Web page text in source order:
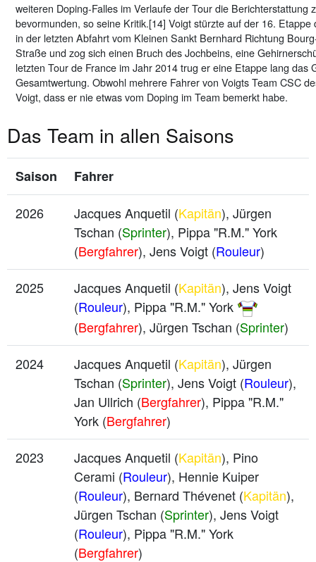
weiteren Doping-Falles im Verlaufe der Tour die
bevormunden, so seine Kritik.[14] Voigt stürzte auf der 16.
in der letzten Abfahrt vom Kleinen Sankt Bernhard Richtung
Straße und zog sich einen Bruch des Jochbeins, eine
letzten Tour de France im Jahr 2014 trug er eine Etappe lang das
Gesamtwertung. Obwohl mehrere Fahrer von Voigts Team CSC
Voigt, dass er nie etwas vom Doping im Team bemerkt habe.
Das Team in allen Saisons
Saison
Fahrer
2026
Jacques Anquetil (Kapitän), Jürgen
Tschan (Sprinter), Pippa "R.M." York
(Bergfahrer), Jens Voigt (Rouleur)
2025
Jacques Anquetil (Kapitän), Jens Voigt
(Rouleur), Pippa "R.M." York
(Bergfahrer), Jürgen Tschan (Sprinter)
2024 Jacques Anquetil (Kapitän), Jürgen
Tschan (Sprinter), Jens Voigt (Rouleur),
Jan Ullrich (Bergfahrer), Pippa "R.M."
York (Bergfahrer)
2023
Jacques Anquetil (Kapitän), Pino
Cerami (Rouleur), Hennie Kuiper
(Rouleur), Bernard Thévenet (Kapitän),
Jürgen Tschan (Sprinter), Jens Voigt
(Rouleur), Pippa "R.M." York
(Bergfahrer)